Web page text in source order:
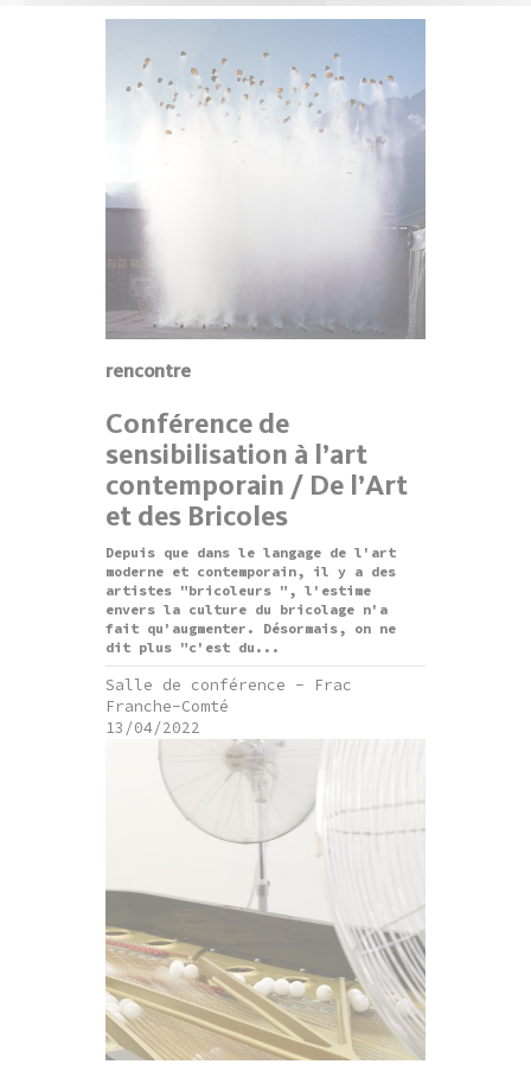
rencontre
Conférence de
sensibilisation à l’art
contemporain / De l’Art
et des Bricoles
Depuis que dans le langage de l'art
moderne et contemporain, il y a des
artistes "bricoleurs ", l'estime
envers la culture du bricolage n'a
fait qu'augmenter. Désormais, on ne
dit plus "c'est du...
Salle de conférence - Frac
Franche-Comté
13/04/2022